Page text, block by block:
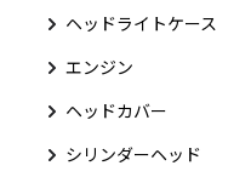
ヘッドライトケース
エンジン
ヘッドカバー
シリンダーヘッド